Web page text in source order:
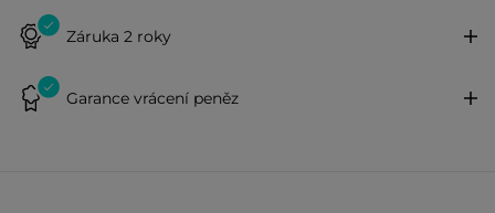
Záruka 2 roky
Garance vrácení peněz